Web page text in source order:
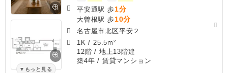
もっと見る
平安通駅 歩1分
大曽根駅 歩10分
名古屋市北区平安２
1K / 25.5m²
12階 / 地上13階建
築4年 / 賃貸マンション